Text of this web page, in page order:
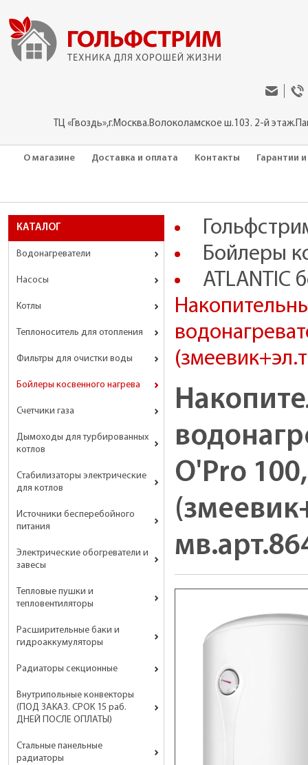
ТЦ «Гвоздь»,г.Москва.Волоколамское ш.103. 2-й
О магазине Доставка и оплата Контакты Гарантии
КАТАЛОГ
Водонагреватели
Насосы
Котлы
Теплоноситель для отопления
Фильтры для очистки воды
Бойлеры косвенного нагрева
Счетчики газа
Дымоходы для турбированных
котлов
Стабилизаторы электрические
для котлов
Источники бесперебойного
питания
Электрические обогреватели и
завесы
Тепловые пушки и
тепловентиляторы
Расширительные баки и
гидроаккумуляторы
Радиаторы секционные
Внутрипольные конвекторы
(ПОД ЗАКАЗ. СРОК 15 раб.
ДНЕЙ ПОСЛЕ ОПЛАТЫ)
Стальные панельные
радиаторы
Бойлеры
ATLANTIC
O'Pro